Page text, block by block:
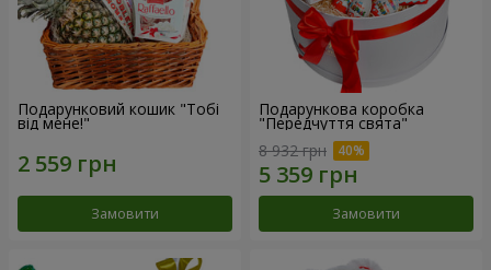
Подарунковий кошик "Тобі
від мене!"
Замовити
Подарункова коробка
"Передчуття свята"
8 932 грн
Замовити